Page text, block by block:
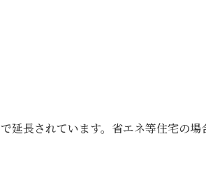
延長されています。省エネ等住宅の